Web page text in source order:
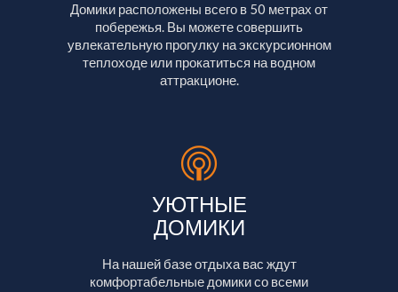
Домики расположены всего в 50 метрах от
побережья. Вы можете совершить
увлекательную прогулку на экскурсионном
теплоходе или прокатиться на водном
аттракционе.
УЮТНЫЕ
ДОМИКИ
На нашей базе отдыха вас ждут
комфортабельные домики со всеми